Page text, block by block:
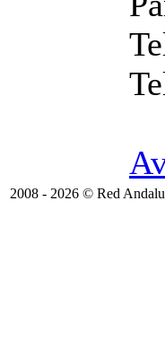
2008 - 2026 © Red